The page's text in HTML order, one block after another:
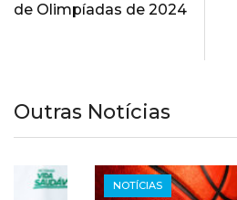
de Olimpíadas de 2024
Outras Notícias
NOTÍCIAS